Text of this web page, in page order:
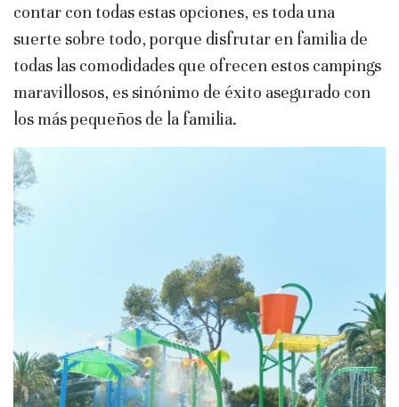
contar con todas estas opciones, es toda una
suerte sobre todo, porque disfrutar en familia de
todas las comodidades que ofrecen estos campings
maravillosos, es sinónimo de éxito asegurado con
los más pequeños de la familia.